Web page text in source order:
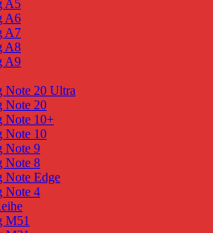
A5
A6
A7
A8
A9
Note 20 Ultra
Note 20
Note 10+
Note 10
Note 9
Note 8
Note Edge
Note 4
M51